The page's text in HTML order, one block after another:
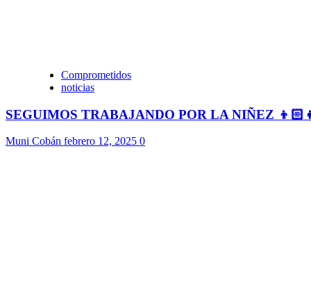
Comprometidos
noticias
SEGUIMOS TRABAJANDO POR LA NIÑEZ
Muni Cobán febrero 12, 2025 0